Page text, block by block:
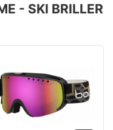
- SKI BRILLER